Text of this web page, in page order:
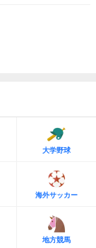
大学野球
海外サッカー
地方競馬